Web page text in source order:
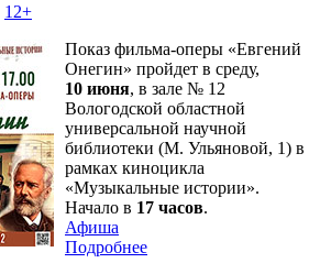
12+
Показ фильма-оперы «Евгений
Онегин» пройдет в среду,
10 июня, в зале № 12
Вологодской областной
универсальной научной
библиотеки (М. Ульяновой, 1) в
рамках киноцикла
«Музыкальные истории».
Начало в 17 часов.
Афиша
Подробнее